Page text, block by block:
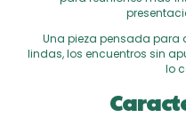
Una pieza pensada para
lindas, los encuentros sin
lo